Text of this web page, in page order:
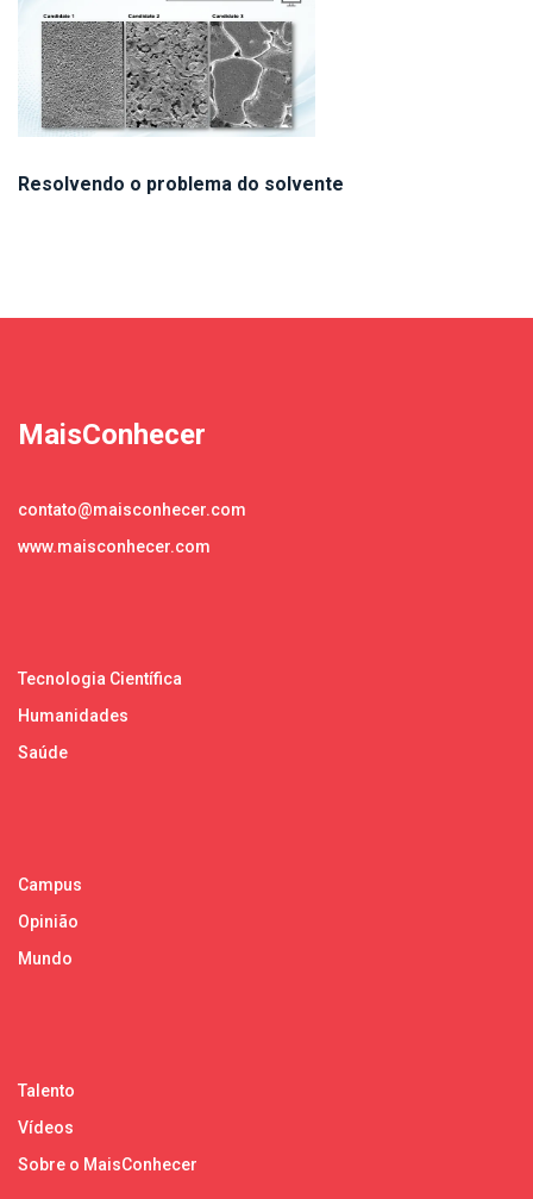
Resolvendo o problema do solvente
MaisConhecer
contato@maisconhecer.com
www.maisconhecer.com
Tecnologia Científica
Humanidades
Saúde
Campus
Opinião
Mundo
Talento
Vídeos
Sobre o MaisConhecer